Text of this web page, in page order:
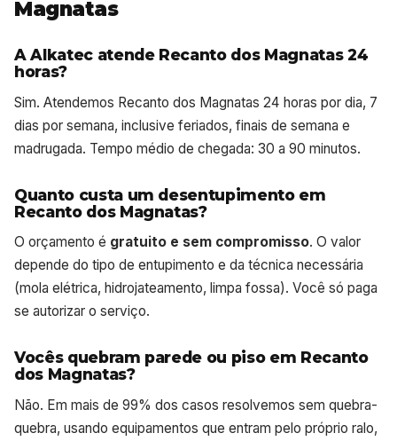
Magnatas
A Alkatec atende Recanto dos Magnatas 24
horas?
Sim. Atendemos Recanto dos Magnatas 24 horas por dia, 7
dias por semana, inclusive feriados, finais de semana e
madrugada. Tempo médio de chegada: 30 a 90 minutos.
Quanto custa um desentupimento em
Recanto dos Magnatas?
O orçamento é gratuito e sem compromisso. O valor
depende do tipo de entupimento e da técnica necessária
(mola elétrica, hidrojateamento, limpa fossa). Você só paga
se autorizar o serviço.
Vocês quebram parede ou piso em Recanto
dos Magnatas?
Não. Em mais de 99% dos casos resolvemos sem quebra-
quebra, usando equipamentos que entram pelo próprio ralo,